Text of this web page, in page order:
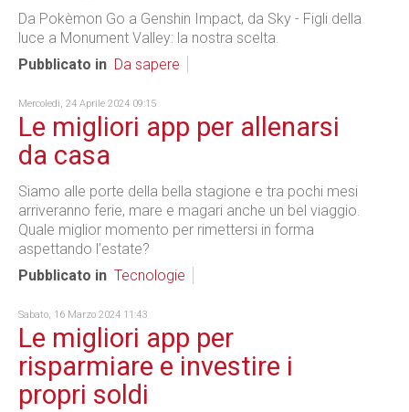
Da Pokèmon Go a Genshin Impact, da Sky - Figli della
luce a Monument Valley: la nostra scelta.
Pubblicato in Da sapere
Mercoledì, 24 Aprile 2024 09:15
Le migliori app per allenarsi
da casa
Siamo alle porte della bella stagione e tra pochi mesi
arriveranno ferie, mare e magari anche un bel viaggio.
Quale miglior momento per rimettersi in forma
aspettando l’estate?
Pubblicato in Tecnologie
Sabato, 16 Marzo 2024 11:43
Le migliori app per
risparmiare e investire i
propri soldi